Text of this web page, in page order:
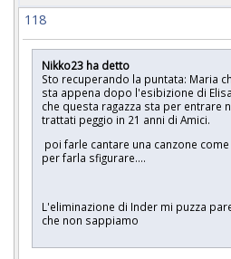
118
Nikko23 ha detto
Sto recuperando la puntata: Maria
sta appena dopo l'esibizione di
che questa ragazza sta per entrare
trattati peggio in 21 anni di Amici.
poi farle cantare una canzone
per farla sfigurare....
L'eliminazione di Inder mi puzza
che non sappiamo